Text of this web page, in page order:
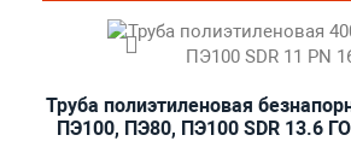
Труба полиэтиленовая
ПЭ100, ПЭ80, ПЭ100 SDR 13.6